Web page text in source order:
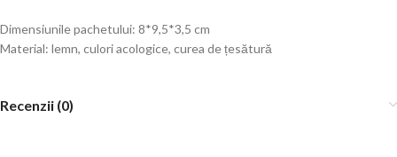
Dimensiunile pachetului: 8*9,5*3,5 cm
Material: lemn, culori acologice, curea de țesătură
Recenzii (0)